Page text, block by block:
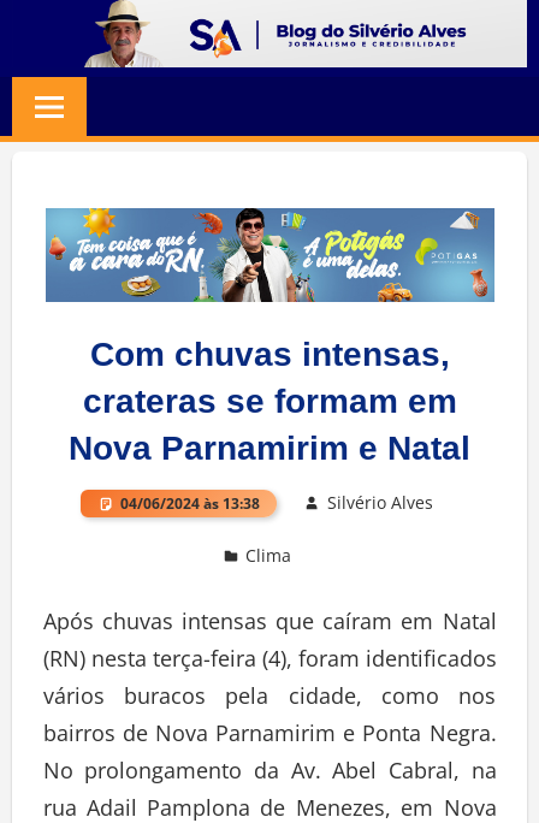
content
SILVERIO
ALVES
Jornalismo
Credibilidade
Com chuvas intensas,
crateras se formam em
Nova Parnamirim e Natal
04/06/2024 às 13:38 Silvério Alves
Clima
Após chuvas intensas que caíram em Natal
(RN) nesta terça-feira (4), foram identificados
vários buracos pela cidade, como nos
bairros de Nova Parnamirim e Ponta Negra.
No prolongamento da Av. Abel Cabral, na
rua Adail Pamplona de Menezes, em Nova